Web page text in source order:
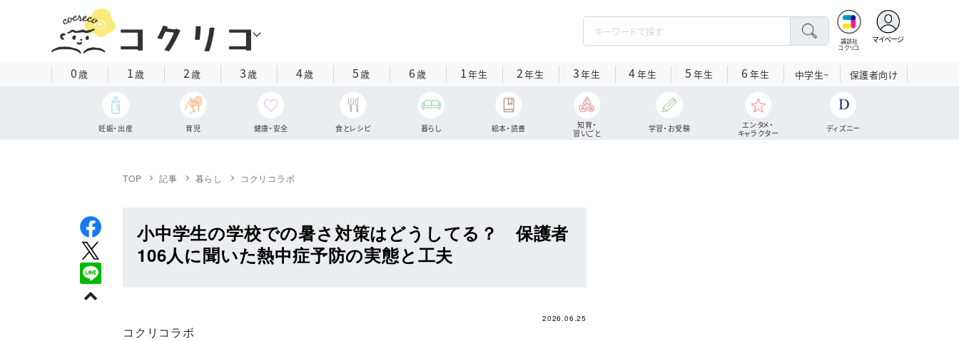
講談社
コクリコ
マイページ
0歳 1歳 2歳 3歳 4歳 5歳 6歳 1年生 2年生 3年生 4年生 5 年生 6 年生 中学生~ 保護者向け
妊娠・出産 育児 健康・安全 食とレシピ 暮らし 絵本・読書
知育・
習いごと
学習・お受験
エンタメ・
キャラクター
ディズニー
TOP 記事 暮らし コクリコラボ
小中学生の学校での暑さ対策はどうしてる？ 保護者
106人に聞いた熱中症予防の実態と工夫
2026.06.25
コクリコラボ